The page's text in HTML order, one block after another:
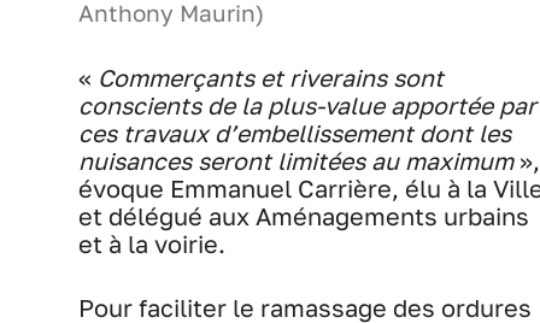
Anthony Maurin)
« Commerçants et riverains sont
conscients de la plus-value apportée par
ces travaux d’embellissement dont les
nuisances seront limitées au maximum»,
évoque Emmanuel Carrière, élu à la
et délégué aux Aménagements urbains
et à la voirie.
Pour faciliter le ramassage des ordures